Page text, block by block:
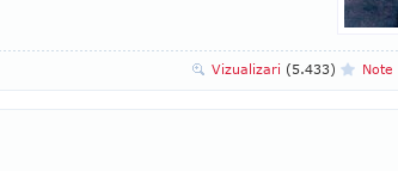
Vizualizari (5.433) Note